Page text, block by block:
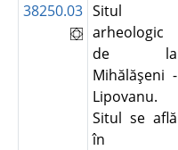
38250.03 Situl
arheologic
de la
Mihălăşeni -
Lipovanu.
Situl se află
în